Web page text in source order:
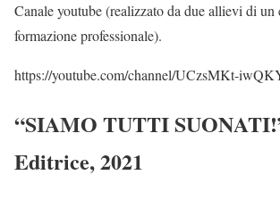
Canale youtube (realizzato da due allievi di un
formazione professionale).
https://youtube.com/channel/UCzsMKt-
“SIAMO TUTTI
Editrice, 2021